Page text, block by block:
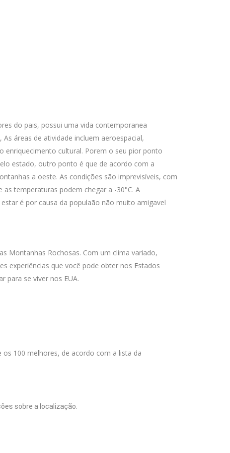
do pais, possui uma vida contemporanea
áreas de atividade incluem aeroespacial,
enriquecimento cultural. Porem o seu pior ponto
estado, outro ponto é que de acordo com a
a oeste. As condições são imprevisíveis, com
temperaturas podem chegar a -30°C. A
é por causa da populaão não muito amigavel
Montanhas Rochosas. Com um clima variado,
experiências que você pode obter nos Estados
para se viver nos EUA.
100 melhores, de acordo com a lista da
sobre a localização.